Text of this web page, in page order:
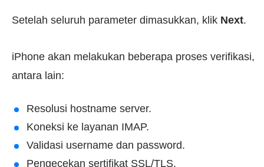
Setelah seluruh parameter dimasukkan, klik Next.
iPhone akan melakukan beberapa proses verifikasi,
antara lain:
Resolusi hostname server.
Koneksi ke layanan IMAP.
Validasi username dan password.
Pengecekan sertifikat SSL/TLS.